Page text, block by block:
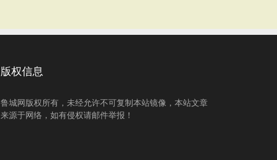
版权信息
鲁城网版权所有，未经允许不可复制本站镜像，本站文章
来源于网络，如有侵权请邮件举报！